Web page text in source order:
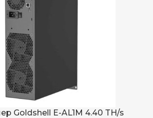
Goldshell E-AL1M 4.40 TH/s